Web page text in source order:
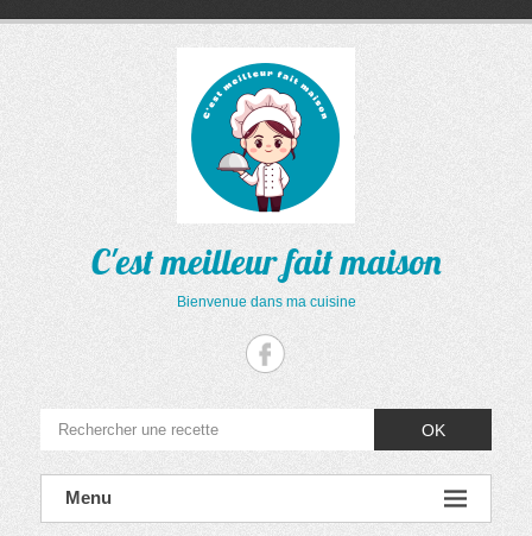
C'est meilleur fait maison
Bienvenue dans ma cuisine
OK
Menu